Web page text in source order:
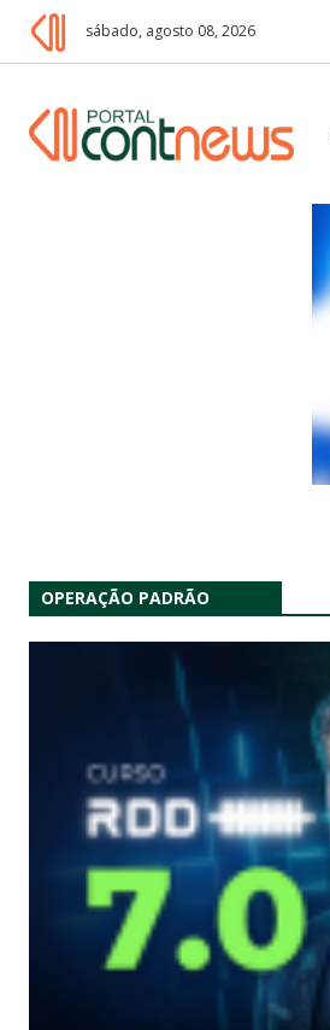
sábado, agosto 08, 2026
OPERAÇÃO PADRÃO